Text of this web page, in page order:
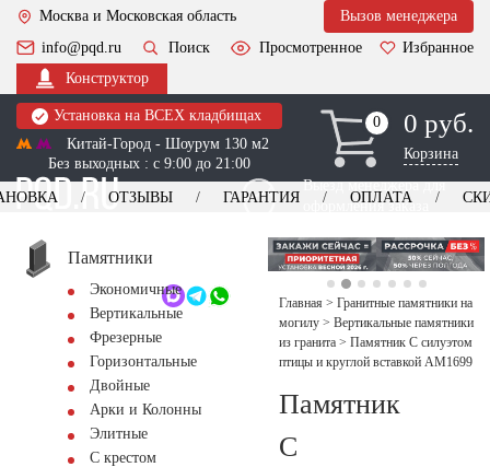
Москва и Московская область
Вызов менеджера
info@pqd.ru
Поиск Просмотренное
Избранное
Конструктор
Установка на ВСЕХ кладбищах
Китай-Город - Шоурум 130 м2
Без выходных : с 9:00 до 21:00
0
0 0 руб.
Корзина
Выезд менеджера для
оформления заказа
+7 (495) 518-44-23
Обратный звонок
ОТЗЫВЫ ГАРАНТИЯ ОПЛАТА
Памятники
Экономичные
Вертикальные
Фрезерные
Горизонтальные
Двойные
Арки и Колонны
Элитные
С крестом
Главная > Гранитные памятники на
могилу > Вертикальные памятники
из гранита > Памятник С силуэтом
птицы и круглой вставкой AM1699
Памятник
С